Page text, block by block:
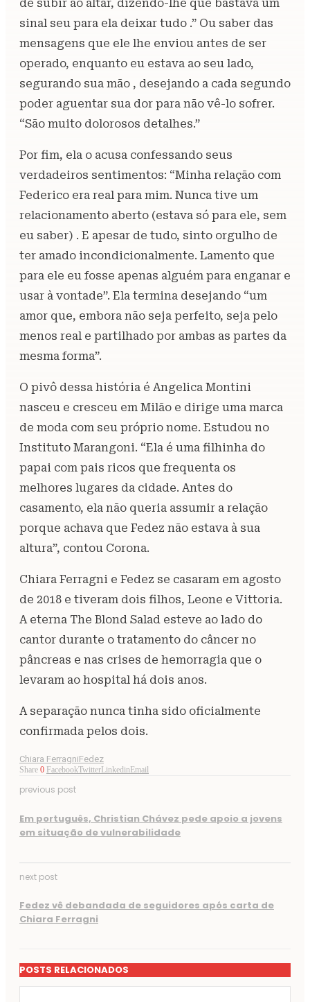
de subir ao altar, dizendo-lhe que bastava um
sinal seu para ela deixar tudo .” Ou saber das
mensagens que ele lhe enviou antes de ser
operado, enquanto eu estava ao seu lado,
segurando sua mão , desejando a cada segundo
poder aguentar sua dor para não vê-lo sofrer.
“São muito dolorosos detalhes.”
Por fim, ela o acusa confessando seus
verdadeiros sentimentos: “Minha relação com
Federico era real para mim. Nunca tive um
relacionamento aberto (estava só para ele, sem
eu saber) . E apesar de tudo, sinto orgulho de
ter amado incondicionalmente. Lamento que
para ele eu fosse apenas alguém para enganar e
usar à vontade”. Ela termina desejando “um
amor que, embora não seja perfeito, seja pelo
menos real e partilhado por ambas as partes da
mesma forma”.
O pivô dessa história é Angelica Montini
nasceu e cresceu em Milão e dirige uma marca
de moda com seu próprio nome. Estudou no
Instituto Marangoni. “Ela é uma filhinha do
papai com pais ricos que frequenta os
melhores lugares da cidade. Antes do
casamento, ela não queria assumir a relação
porque achava que Fedez não estava à sua
altura”, contou Corona.
Chiara Ferragni e Fedez se casaram em agosto
de 2018 e tiveram dois filhos, Leone e Vittoria.
A eterna The Blond Salad esteve ao lado do
cantor durante o tratamento do câncer no
pâncreas e nas crises de hemorragia que o
levaram ao hospital há dois anos.
A separação nunca tinha sido oficialmente
confirmada pelos dois.
Chiara FerragniFedez
Share 0 FacebookTwitter Linkedin Email
previous post
Em português, Christian Chávez pede apoio a jovens
em situação de vulnerabilidade
next post
Fedez vê debandada de seguidores após carta de
Chiara Ferragni
POSTS RELACIONADOS